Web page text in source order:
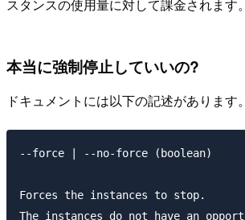
スタンスの使用量に対して課金されます。
本当に強制停止していいの?
ドキュメントには以下の記述があります。
--force | --no-force (boolean)
Forces the instances to stop.
The instances do not have an